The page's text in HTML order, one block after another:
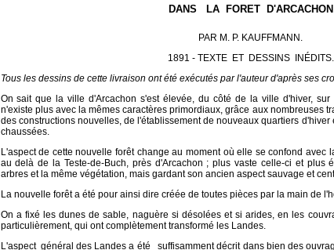
DANS LA FORET D'ARCACHON
PAR M. P. KAUFFMANN.
1891 - TEXTE ET DESSINS INÉDITS.
Tous les dessins de cette livraison ont été exécutés par l'auteur d'après ses
On sait que la ville d'Arcachon s'est élevée, du côté de la ville d'hiver, sur
n'existe plus avec la mêmes caractères primordiaux, grâce aux nombreuses
des constructions nouvelles, de l'établissement de nouveaux quartiers
chaussées.
L'aspect de cette nouvelle forêt change au moment où elle se confond avec
au delà de la Teste-de-Buch, près d'Arcachon ; plus vaste celle-ci et plus
arbres et la même végétation, mais gardant son ancien aspect sauvage et
La nouvelle forêt a été pour ainsi dire créée de toutes pièces par la main de
On a fixé les dunes de sable, naguère si désolées et si arides, en les
particulièrement, qui ont complètement transformé les Landes.
L'aspect général des Landes a été suffisamment décrit dans bien des